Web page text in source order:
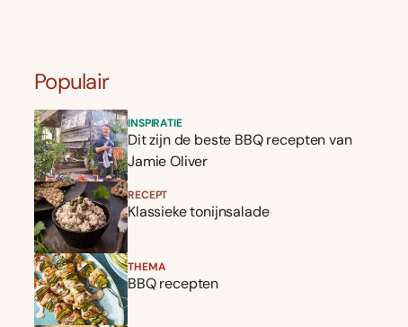
Populair
INSPIRATIE
Dit zijn de beste BBQ recepten van
Jamie Oliver
RECEPT
Klassieke tonijnsalade
THEMA
BBQ recepten